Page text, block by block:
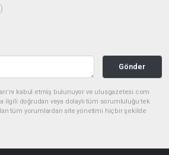
Gönder
kabul etmiş bulunuyor ve ulusgazetesi.com
ilgili doğrudan veya dolaylı tüm sorumluluğu tek
tüm yorumlardan site yönetimi hiçbir şekilde